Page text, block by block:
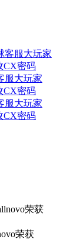
服大玩家
CX密码
服大玩家
CX密码
荣获